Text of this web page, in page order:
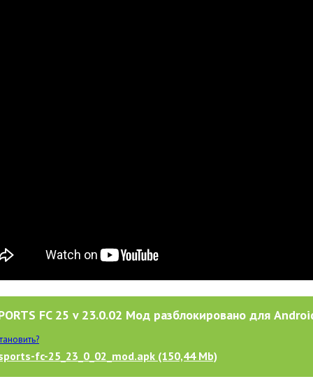
FC 25 v 23.0.02 Мод разблокировано для
fc-25_23_0_02_mod.apk (150,44 Mb)